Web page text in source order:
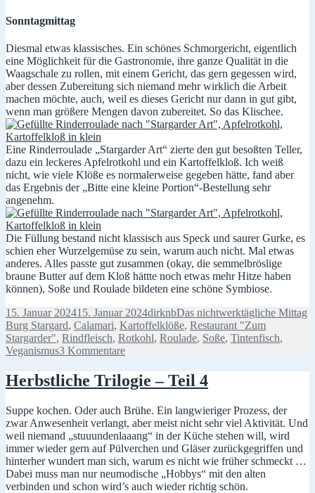
Sonntagmittag
Diesmal etwas klassisches. Ein schönes Schmorgericht, eigentlich
eine Möglichkeit für die Gastronomie, ihre ganze Qualität in die
Waagschale zu rollen, mit einem Gericht, das gern gegessen wird,
aber dessen Zubereitung sich niemand mehr wirklich die Arbeit
machen möchte, auch, weil es dieses Gericht nur dann in gut gibt,
wenn man größere Mengen davon zubereitet. So das Klischee.
Eine Rinderroulade „Stargarder Art“ zierte den gut besoßten Teller,
dazu ein leckeres Apfelrotkohl und ein Kartoffelkloß. Ich weiß
nicht, wie viele Klöße es normalerweise gegeben hätte, fand aber
das Ergebnis der „Bitte eine kleine Portion“-Bestellung sehr
angenehm.
Die Füllung bestand nicht klassisch aus Speck und saurer Gurke, es
schien eher Wurzelgemüse zu sein, warum auch nicht. Mal etwas
anderes. Alles passte gut zusammen (okay, die semmelbröslige
braune Butter auf dem Kloß hättte noch etwas mehr Hitze haben
können), Soße und Roulade bildeten eine schöne Symbiose.
Veröffentlicht
am
15. Januar 202415. Januar 2024Autor
dirknbKategorien
Das nichtwerktägliche Mittag
Burg Stargard, Calamari, Kartoffelklöße, Restaurant "Zum
Stargarder", Rindfleisch, Rotkohl, Roulade, Soße, Tintenfisch,
Veganismus3 Kommentarezu
und
andere
Herbstliche Trilogie – Teil 4
Suppe kochen. Oder auch Brühe. Ein langwieriger Prozess, der
zwar Anwesenheit verlangt, aber meist nicht sehr viel Aktivität. Und
weil niemand „stuuundenlaaang“ in der Küche stehen will, wird
immer wieder gern auf Pülverchen und Gläser zurückgegriffen und
hinterher wundert man sich, warum es nicht wie früher schmeckt …
Dabei muss man nur neumodische „Hobbys“ mit den alten
verbinden und schon wird’s auch wieder richtig schön.